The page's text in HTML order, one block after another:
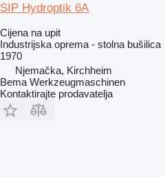
SIP Hydroptik 6A
Cijena na upit
Industrijska oprema - stolna bušilica
1970
Njemačka, Kirchheim
Bema Werkzeugmaschinen
Kontaktirajte prodavatelja